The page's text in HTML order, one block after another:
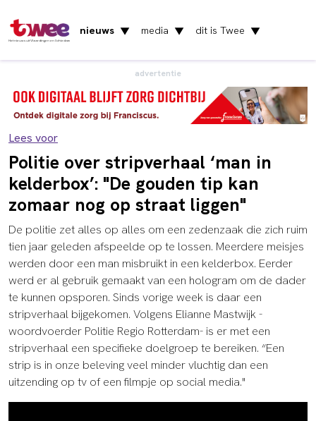
Het nieuws uit Vlaardingen en Schiedam
nieuws ▼ media ▼ dit is Twee ▼
advertentie
Lees voor
Politie over stripverhaal ‘man in
kelderbox’: "De gouden tip kan
zomaar nog op straat liggen"
De politie zet alles op alles om een zedenzaak die zich ruim
tien jaar geleden afspeelde op te lossen. Meerdere meisjes
werden door een man misbruikt in een kelderbox. Eerder
werd er al gebruik gemaakt van een hologram om de dader
te kunnen opsporen. Sinds vorige week is daar een
stripverhaal bijgekomen. Volgens Elianne Mastwijk -
woordvoerder Politie Regio Rotterdam- is er met een
stripverhaal een specifieke doelgroep te bereiken. “Een
strip is in onze beleving veel minder vluchtig dan een
uitzending op tv of een filmpje op social media."